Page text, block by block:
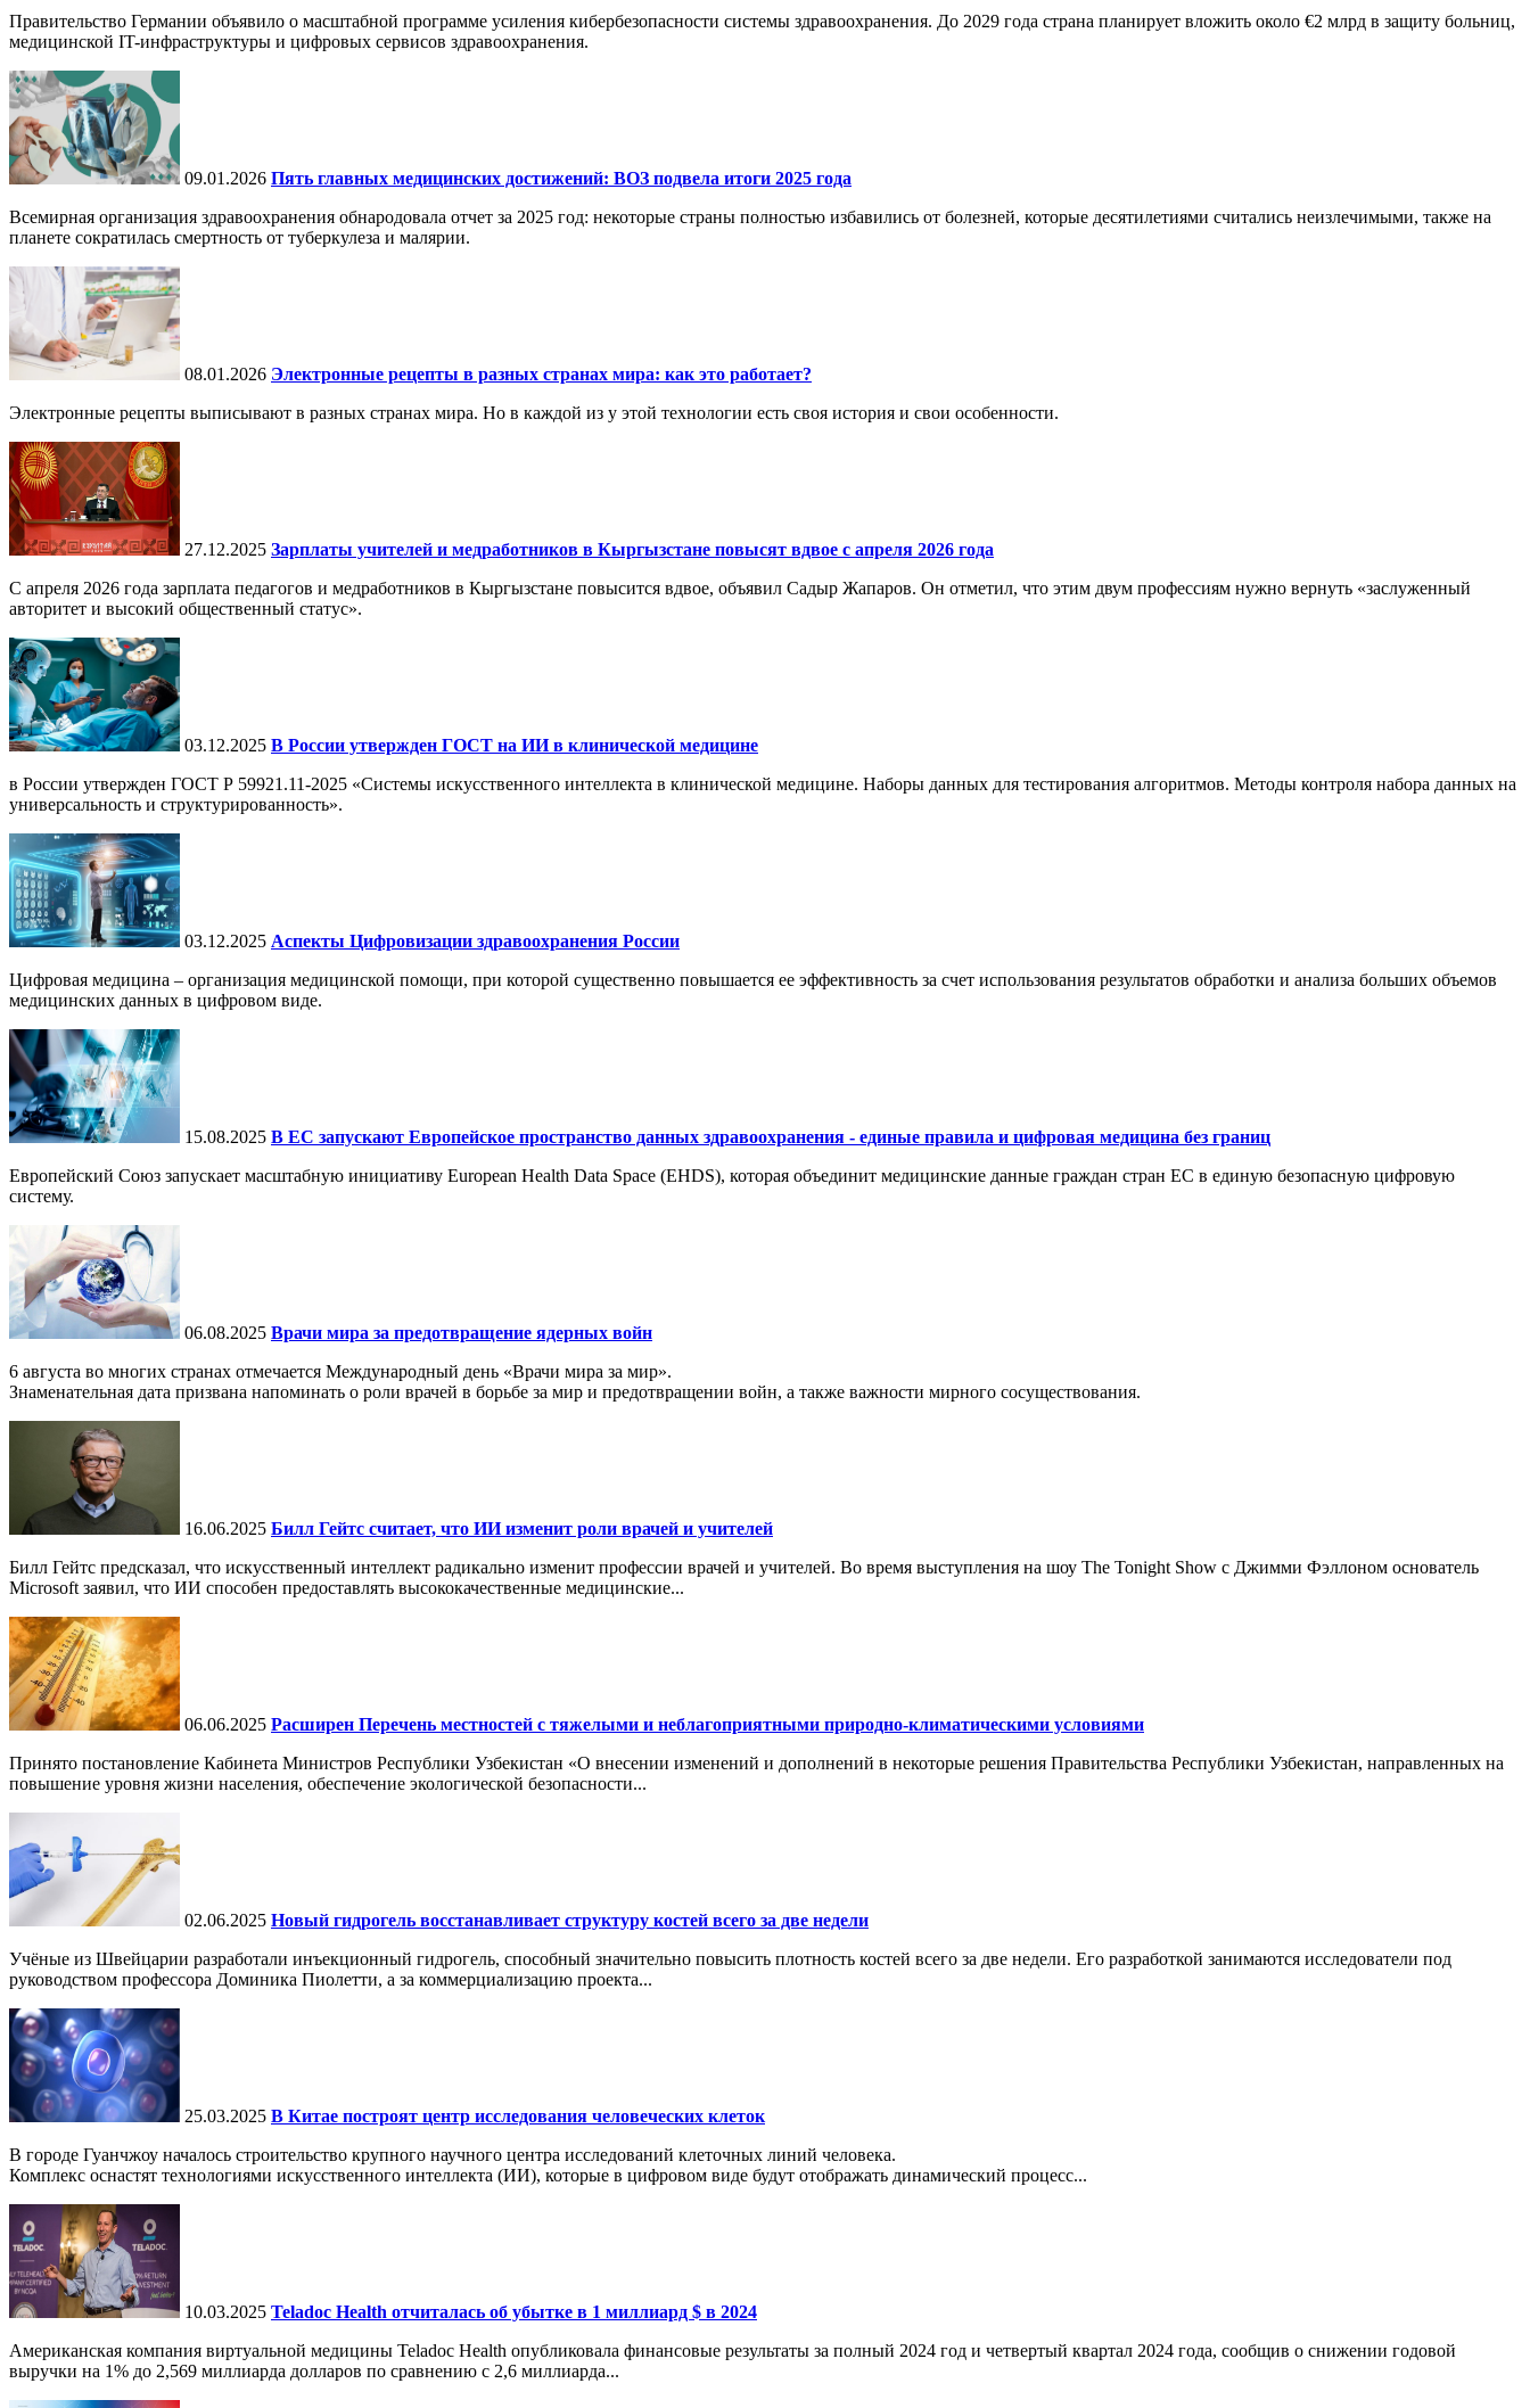
Правительство Германии объявило о масштабной программе усиления кибербезопасности системы здравоохранения. До 2029 года страна планирует вложить около €2 млрд в защиту больниц,
медицинской IT-инфраструктуры и цифровых сервисов здравоохранения.
09.01.2026 Пять главных медицинских достижений: ВОЗ подвела итоги 2025 года
Всемирная организация здравоохранения обнародовала отчет за 2025 год: некоторые страны полностью избавились от болезней, которые десятилетиями считались неизлечимыми, также на
планете сократилась смертность от туберкулеза и малярии.
08.01.2026 Электронные рецепты в разных странах мира: как это работает?
Электронные рецепты выписывают в разных странах мира. Но в каждой из у этой технологии есть своя история и свои особенности.
27.12.2025 Зарплаты учителей и медработников в Кыргызстане повысят вдвое с апреля 2026 года
С апреля 2026 года зарплата педагогов и медработников в Кыргызстане повысится вдвое, объявил Садыр Жапаров. Он отметил, что этим двум профессиям нужно вернуть «заслуженный
авторитет и высокий общественный статус».
03.12.2025 В России утвержден ГОСТ на ИИ в клинической медицине
в России утвержден ГОСТ Р 59921.11-2025 «Системы искусственного интеллекта в клинической медицине. Наборы данных для тестирования алгоритмов. Методы контроля набора данных на
универсальность и структурированность».
03.12.2025 Аспекты Цифровизации здравоохранения России
Цифровая медицина – организация медицинской помощи, при которой существенно повышается ее эффективность за счет использования результатов обработки и анализа больших объемов
медицинских данных в цифровом виде.
15.08.2025 В ЕС запускают Европейское пространство данных здравоохранения - единые правила и цифровая медицина без границ
Европейский Союз запускает масштабную инициативу European Health Data Space (EHDS), которая объединит медицинские данные граждан стран ЕС в единую безопасную цифровую
систему.
06.08.2025 Врачи мира за предотвращение ядерных войн
6 августа во многих странах отмечается Международный день «Врачи мира за мир».
Знаменательная дата призвана напоминать о роли врачей в борьбе за мир и предотвращении войн, а также важности мирного сосуществования.
16.06.2025 Билл Гейтс считает, что ИИ изменит роли врачей и учителей
Билл Гейтс предсказал, что искусственный интеллект радикально изменит профессии врачей и учителей. Во время выступления на шоу The Tonight Show с Джимми Фэллоном основатель
Microsoft заявил, что ИИ способен предоставлять высококачественные медицинские...
06.06.2025 Расширен Перечень местностей с тяжелыми и неблагоприятными природно-климатическими условиями
Принято постановление Кабинета Министров Республики Узбекистан «О внесении изменений и дополнений в некоторые решения Правительства Республики Узбекистан, направленных на
повышение уровня жизни населения, обеспечение экологической безопасности...
02.06.2025 Новый гидрогель восстанавливает структуру костей всего за две недели
Учёные из Швейцарии разработали инъекционный гидрогель, способный значительно повысить плотность костей всего за две недели. Его разработкой занимаются исследователи под
руководством профессора Доминика Пиолетти, а за коммерциализацию проекта...
25.03.2025 В Китае построят центр исследования человеческих клеток
В городе Гуанчжоу началось строительство крупного научного центра исследований клеточных линий человека.
Комплекс оснастят технологиями искусственного интеллекта (ИИ), которые в цифровом виде будут отображать динамический процесс...
10.03.2025 Teladoc Health отчиталась об убытке в 1 миллиард $ в 2024
Американская компания виртуальной медицины Teladoc Health опубликовала финансовые результаты за полный 2024 год и четвертый квартал 2024 года, сообщив о снижении годовой
выручки на 1% до 2,569 миллиарда долларов по сравнению с 2,6 миллиарда...